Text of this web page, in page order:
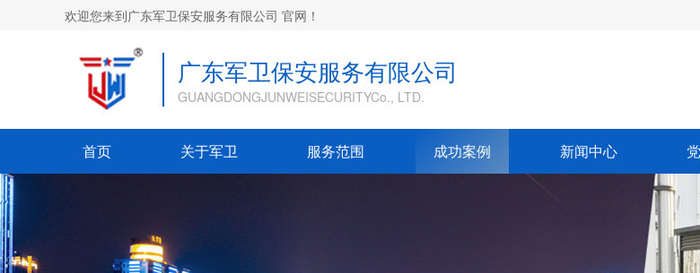
欢迎您来到广东军卫保安服务有限公司 官网！
广东军卫保安服务有限公司
GUANGDONGJUNWEISECURITYCo., LTD.
首页 关于军卫 服务范围 成功案例 新闻中心